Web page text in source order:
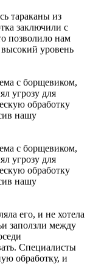
тараканы из
заключили с
позволило нам
высокий уровень
с борщевиком,
угрозу для
обработку
нашу
с борщевиком,
угрозу для
обработку
нашу
его, и не хотела
заползли между
Специалисты
обработку, и